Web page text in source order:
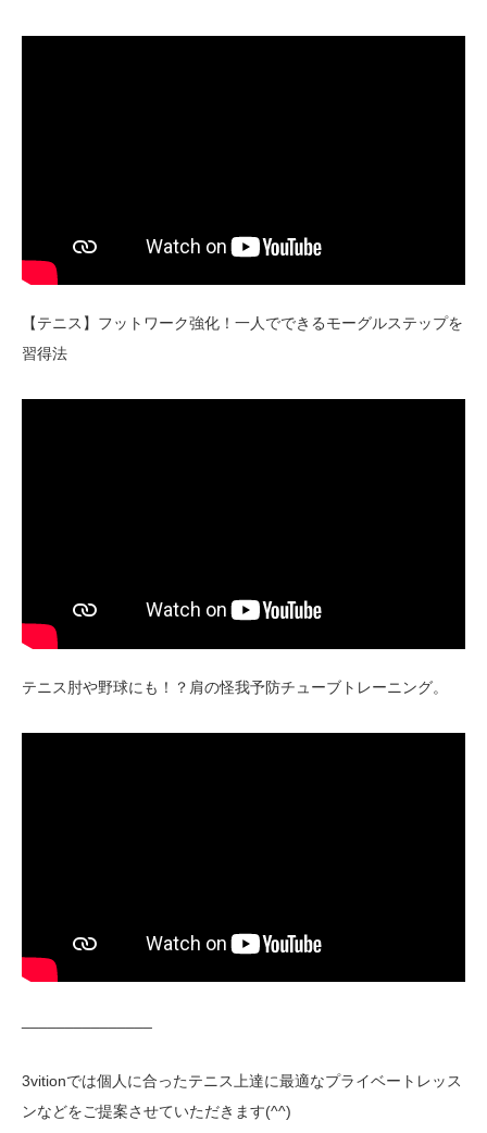
【テニス】フットワーク強化！一人でできるモーグルステップを
習得法
テニス肘や野球にも！？肩の怪我予防チューブトレーニング。
3vitionでは個人に合ったテニス上達に最適なプライベートレッス
ンなどをご提案させていただきます(^^)